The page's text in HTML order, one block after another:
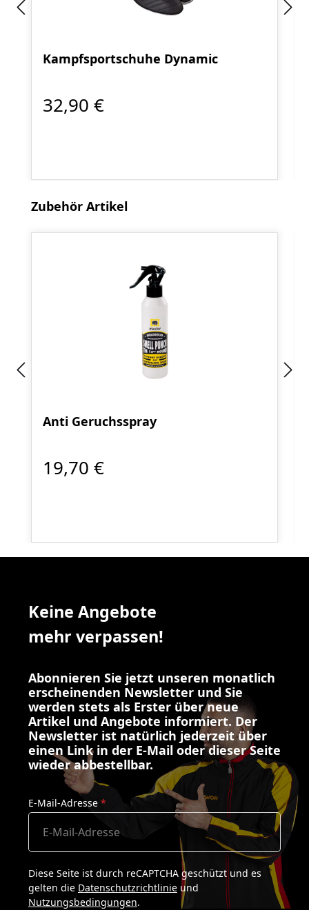
Kampfsportschuhe Dynamic
32,90 €
Produktgalerie überspringen
Zubehör Artikel
Anti Geruchsspray
19,70 €
Keine Angebote
mehr verpassen!
Abonnieren Sie jetzt unseren monatlich
erscheinenden Newsletter und Sie
werden stets als Erster über neue
Artikel und Angebote informiert. Der
Newsletter ist natürlich jederzeit über
einen Link in der E-Mail oder dieser Seite
wieder abbestellbar.
E-Mail-Adresse *
Diese Seite ist durch reCAPTCHA geschützt und es
gelten die Datenschutzrichtlinie und
Nutzungsbedingungen.